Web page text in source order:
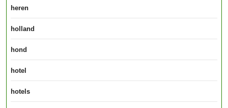
heren
holland
hond
hotel
hotels